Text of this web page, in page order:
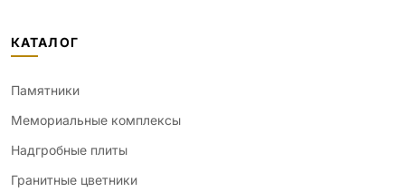
КАТАЛОГ
Памятники
Мемориальные комплексы
Надгробные плиты
Гранитные цветники